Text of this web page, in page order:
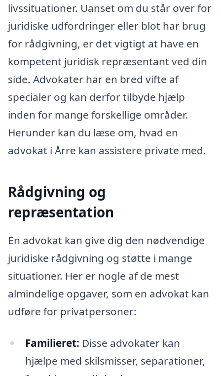
livssituationer. Uanset om du står over for
juridiske udfordringer eller blot har brug
for rådgivning, er det vigtigt at have en
kompetent juridisk repræsentant ved din
side. Advokater har en bred vifte af
specialer og kan derfor tilbyde hjælp
inden for mange forskellige områder.
Herunder kan du læse om, hvad en
advokat i Årre kan assistere private med.
Rådgivning og
repræsentation
En advokat kan give dig den nødvendige
juridiske rådgivning og støtte i mange
situationer. Her er nogle af de mest
almindelige opgaver, som en advokat kan
udføre for privatpersoner:
Familieret: Disse advokater kan
hjælpe med skilsmisser, separationer,